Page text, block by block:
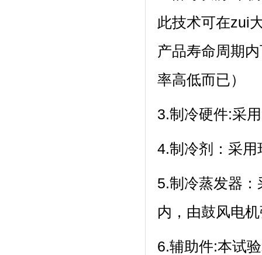
此技术可在zui
产品寿命周期
率高低而已）
3.制冷硬件:采用
4.制冷剂：
5.制冷蒸发器
内，由鼓风电机
6.辅助件:本试验